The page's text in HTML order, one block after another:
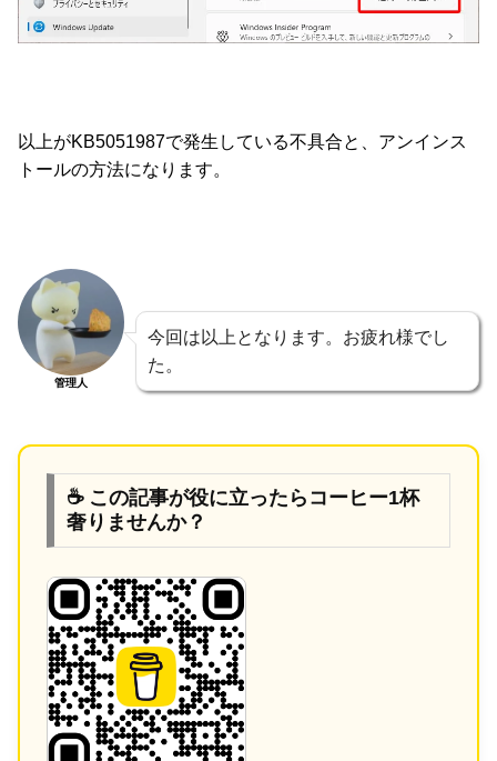
以上がKB5051987で発生している不具合と、アンインス
トールの方法になります。
管理人
今回は以上となります。お疲れ様でし
た。
☕ この記事が役に立ったらコーヒー1杯
奢りませんか？